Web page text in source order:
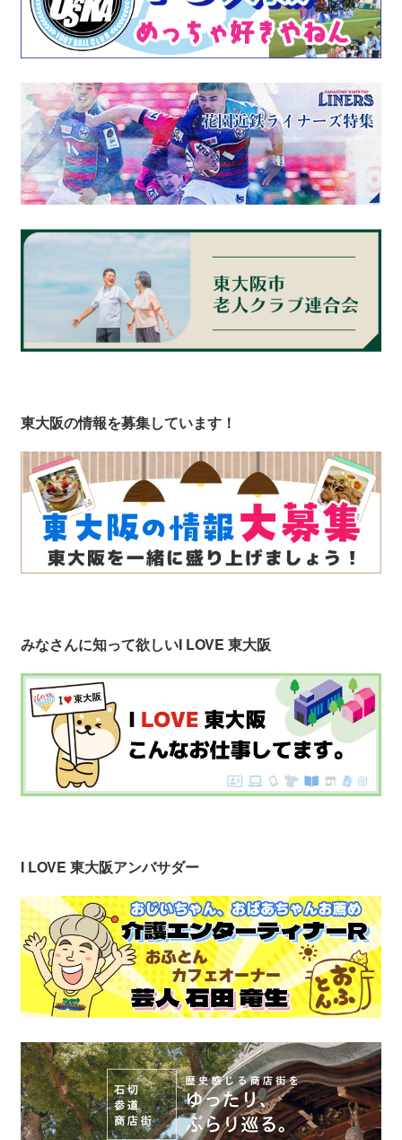
東大阪の情報を募集しています！
みなさんに知って欲しいI LOVE 東大阪
I LOVE 東大阪アンバサダー